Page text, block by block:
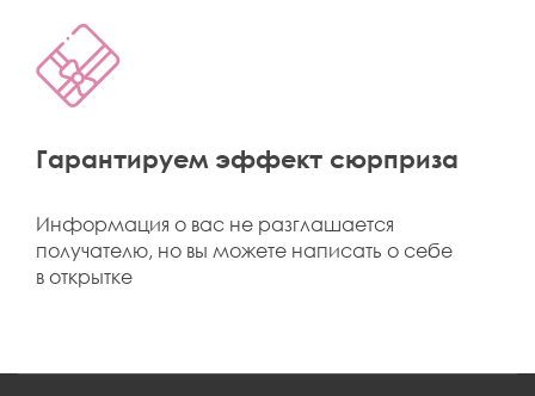
Гарантируем эффект сюрприза
Информация о вас не разглашается
получателю, но вы можете написать о себе
в открытке